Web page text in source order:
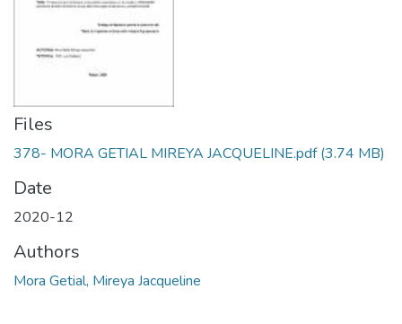
Files
378- MORA GETIAL MIREYA JACQUELINE.pdf(3.74 MB)
Date
2020-12
Authors
Mora Getial, Mireya Jacqueline